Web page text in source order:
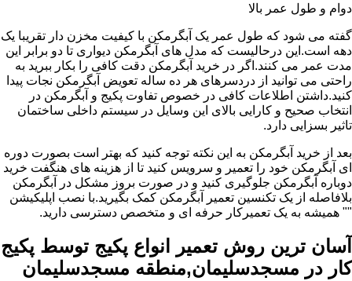
دوام و طول عمر بالا
گفته می شود که طول عمر یک آبگرمکن با کیفیت مخزن دار تقریبا یک
دهه است.این درحالیست که مدل های آبگرمکن دیواری تا دو برابر این
مدت عمر می کنند.اگر در خرید آبگرمکن دقت کافی را بکار ببرید به
راحتی می توانید از دردسرهای هر ده ساله تعویض آبگرمکن نجات پیدا
کنید.داشتن اطلاعات کافی در خصوص تفاوت پکیج و آبگرمکن در
انتخاب صحیح و کارایی بالای این وسایل در سیستم داخلی ساختمان
تاثیر بسزایی دارد.
بعد از خرید آبگرمکن به این نکته توجه کنید که بهتر است بصورت دوره
ای آبگرمکن خود را تعمیر و سرویس کنید تا از هزینه های هنگفت خرید
دوباره آبگرمکن جلوگیری کنید و در صورت بروز مشکل در آبگرمکن
بلافاصله از یک تکنسین تعمیر آبگرمکن کمک بگیرید.با نصب اپلیکیشن
"" همیشه به یک تعمیرکار حرفه ای و متخصص دسترسی دارید.
آسان ترین روش تعمیر انواع پکیج توسط پکیج
کار در مسجدسلیمان,منطقه مسجدسلیمان